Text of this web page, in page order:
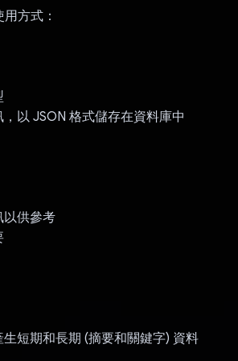
方式：
以 JSON 格式儲存在資料庫中
以供參考
短期和長期 (摘要和關鍵字) 資料